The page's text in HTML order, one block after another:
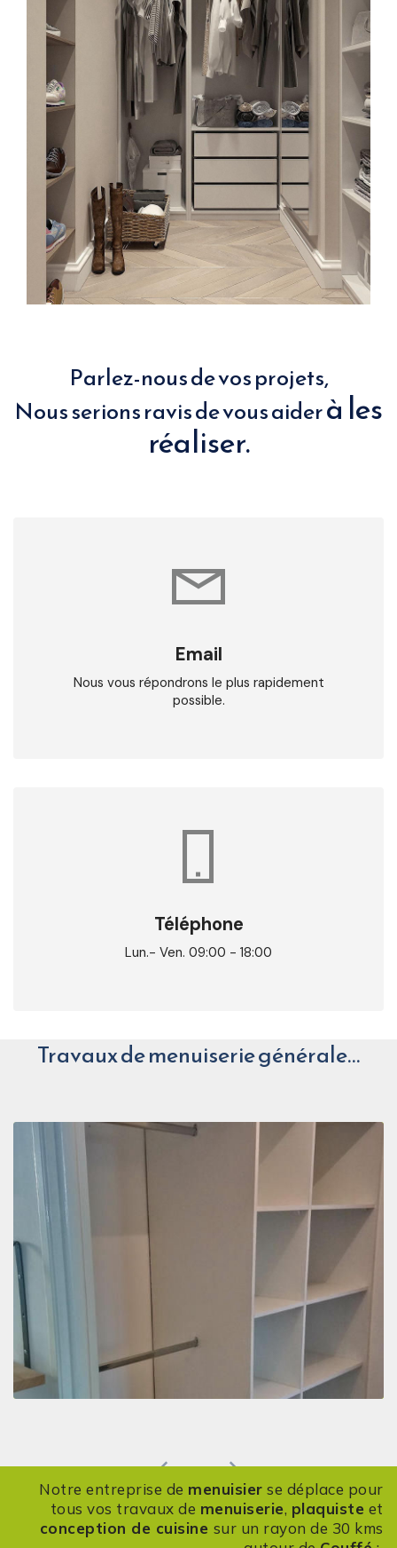
Parlez-nous de vos projets,
Nous serions ravis de vous aiderà les
réaliser.
Email
Nous vous répondrons le plus rapidement
possible.
Téléphone
Lun.- Ven. 09:00 - 18:00
Travaux de menuiserie générale…
Previous Next
Notre entreprise de menuisier se déplace pour
tous vos travaux de menuiserie, plaquiste et
conception de cuisine sur un rayon de 30 kms